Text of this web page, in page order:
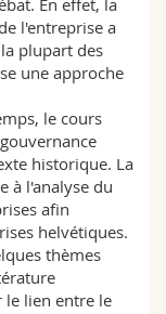
En effet, la
l'entreprise a
plupart des
une approche
le cours
historique. La
à l'analyse du
afin
helvétiques.
thèmes
le lien entre le